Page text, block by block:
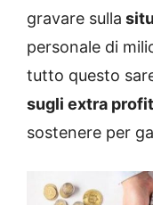
gravare sulla
personale di
tutto questo
sugli extra
sostenere per